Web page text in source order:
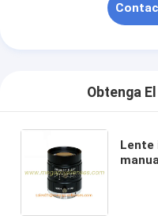
Obtenga
Lente